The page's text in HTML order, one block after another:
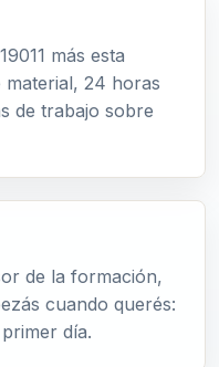
más esta
material, 24 horas
de trabajo sobre
de la formación,
cuando querés:
día.